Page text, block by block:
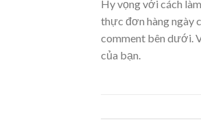
Hy vọng với cách
thực đơn hàng ngày
comment bên dưới.
của bạn.